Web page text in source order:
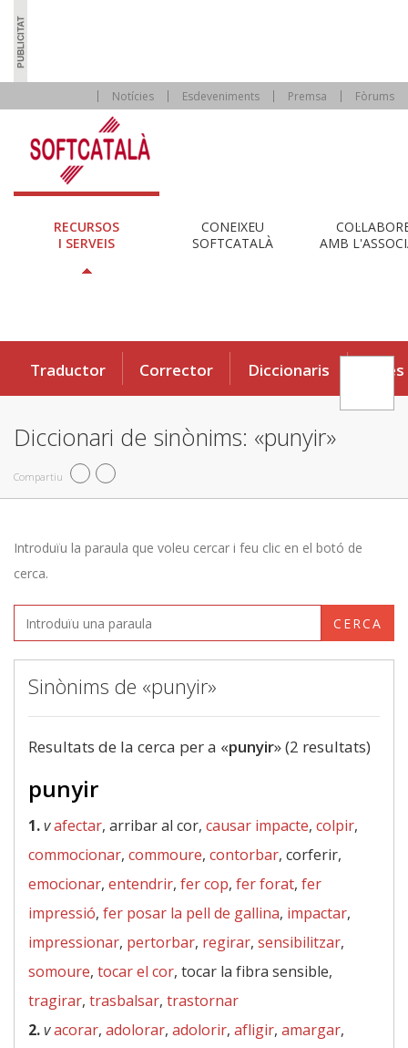
Notícies Esdeveniments Premsa Fòrums
RECURSOS
I SERVEIS
CONEIXEU
SOFTCATALÀ
AMB
Traductor Corrector Diccionaris Eines
Diccionari de sinònims: «punyir»
Compartiu
Introduïu la paraula que voleu cercar i feu clic en el botó de
cerca.
CERCA
Sinònims de «punyir»
Resultats de la cerca per a «punyir» (2 resultats)
punyir
1.vafectar, arribar al cor, causar impacte, colpir,
commocionar, commoure, contorbar, corferir,
emocionar, entendrir, fer cop, fer forat, fer
impressió, fer posar la pell de gallina, impactar,
impressionar, pertorbar, regirar, sensibilitzar,
somoure, tocar el cor, tocar la fibra sensible,
tragirar, trasbalsar, trastornar
2.vacorar, adolorar, adolorir, afligir, amargar,